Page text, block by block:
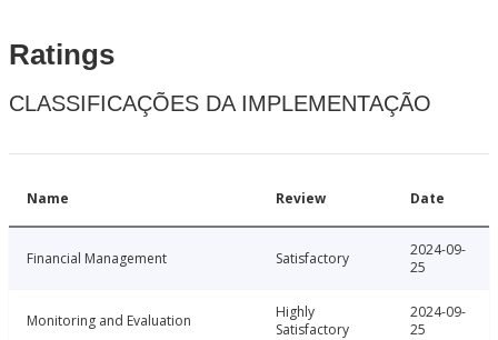
Ratings
CLASSIFICAÇÕES DA IMPLEMENTAÇÃO
Name Review Date
Financial Management Satisfactory
2024-09-
25
Monitoring and Evaluation
Highly
Satisfactory
2024-09-
25